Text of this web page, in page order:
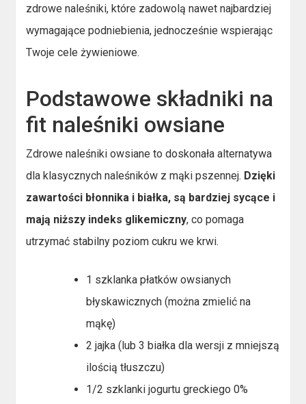
zdrowe naleśniki, które zadowolą nawet najbardziej
wymagające podniebienia, jednocześnie wspierając
Twoje cele żywieniowe.
Podstawowe składniki na
fit naleśniki owsiane
Zdrowe naleśniki owsiane to doskonała alternatywa
dla klasycznych naleśników z mąki pszennej. Dzięki
zawartości błonnika i białka, są bardziej sycące i
mają niższy indeks glikemiczny, co pomaga
utrzymać stabilny poziom cukru we krwi.
1 szklanka płatków owsianych
błyskawicznych (można zmielić na
mąkę)
2 jajka (lub 3 białka dla wersji z mniejszą
ilością tłuszczu)
1/2 szklanki jogurtu greckiego 0%